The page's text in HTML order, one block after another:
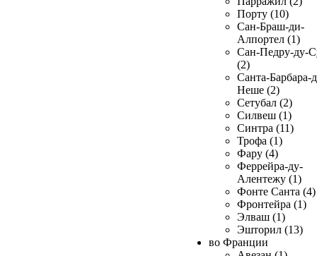
Порту (10)
Сан-Браш-ди-
Алпортел (1)
Сан-Педру-ду-
(2)
Санта-Барбара-
Неше (2)
Сетубал (2)
Силвеш (1)
Синтра (11)
Трофа (1)
Фару (4)
Феррейра-ду-
Алентежу (1)
Фонте Санта (4)
Фронтейра (1)
Элваш (1)
Эшторил (13)
во Франции